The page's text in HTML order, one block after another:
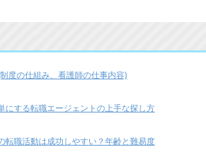
度の仕組み、看護師の仕事内容)
にする転職エージェントの上手な探し方
転職活動は成功しやすい？年齢と難易度